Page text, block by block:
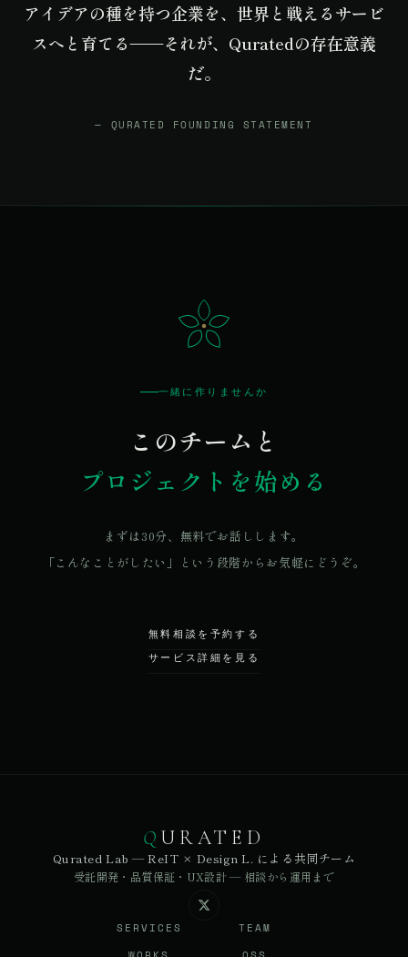
アイデアの種を持つ企業を、世界と戦えるサービ
スへと育てる——それが、Quratedの存在意義
だ。
— QURATED FOUNDING STATEMENT
一緒に作りませんか
このチームと
プロジェクトを始める
まずは30分、無料でお話しします。
「こんなことがしたい」という段階からお気軽にどうぞ。
無料相談を予約する
サービス詳細を見る
Q URATED
Qurated Lab — ReIT × Design L. による共同チーム
受託開発・品質保証・UX設計 — 相談から運用まで
SERVICES
TEAM